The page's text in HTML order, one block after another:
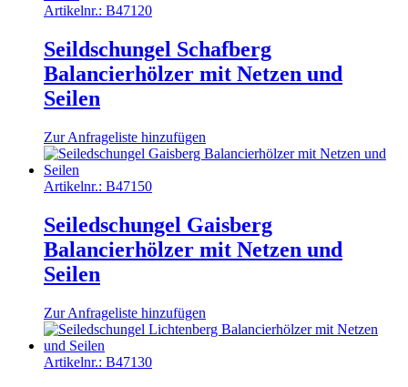
Artikelnr.: B47120
Seildschungel Schafberg
Balancierhölzer mit Netzen und
Seilen
Zur Anfrageliste hinzufügen
Artikelnr.: B47150
Seiledschungel Gaisberg
Balancierhölzer mit Netzen und
Seilen
Zur Anfrageliste hinzufügen
Artikelnr.: B47130